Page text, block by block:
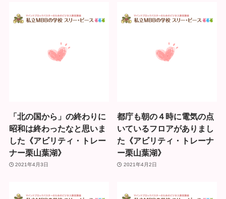
「北の国から」の終わりに
昭和は終わったなと思いま
した《アビリティ・トレー
ナー栗山葉湖》
2021年4月3日
都庁も朝の４時に電気の点
いているフロアがありまし
た《アビリティ・トレーナ
ー栗山葉湖》
2021年4月2日